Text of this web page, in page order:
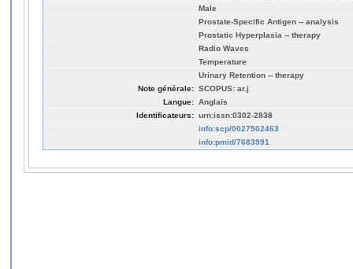
Male
Prostate-Specific Antigen -- analysis
Prostatic Hyperplasia -- therapy
Radio Waves
Temperature
Urinary Retention -- therapy
Note générale: SCOPUS: ar.j
Langue: Anglais
Identificateurs: urn:issn:0302-2838
info:scp/0027502463
info:pmid/7683991